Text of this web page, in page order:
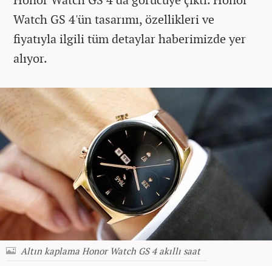
Watch GS 4'ün tasarımı, özellikleri ve
fiyatıyla ilgili tüm detaylar haberimizde yer
alıyor.
Altın kaplama Honor Watch GS 4 akıllı saat